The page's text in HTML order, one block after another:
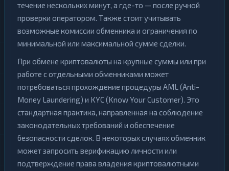
течение нескольких минут, а где-то — после ручной
проверки оператором. Также стоит учитывать
возможные комиссии обменника и ограничения по
минимальной или максимальной сумме сделки.
При обмене криптовалюты на крупные суммы или при
работе с отдельными обменниками может
потребоваться прохождение процедуры AML (Anti-
Money Laundering) и KYC (Know Your Customer). Это
стандартная практика, направленная на соблюдение
законодательных требований и обеспечение
безопасности сделок. В некоторых случаях обменник
может запросить верификацию личности или
подтверждение права владения криптовалютными